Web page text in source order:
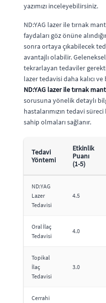
yazımızı inceleyebilirsiniz.
ND:YAG lazer ile tırnak
faydaları göz önüne
sonra ortaya çıkabilecek
avantajlı olabilir.
tekrarlayan tedaviler
lazer tedavisi daha kalıcı
ND:YAG lazer ile tırnak
sorusuna yönelik detaylı
hastalarımızın tedavi
sahip olmaları sağlanır.
Tedavi
Yöntemi
Etkinlik
Puanı
(1-5)
ND:YAG
Lazer
Tedavisi
4.5
Oral İlaç
Tedavisi
4.0
Topikal
İlaç
Tedavisi
3.0
Cerrahi